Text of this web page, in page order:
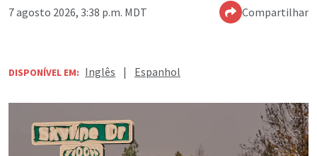
7 agosto 2026, 3:38 p.m. MDT Compartilhar
DISPONÍVEL EM: Inglês | Espanhol